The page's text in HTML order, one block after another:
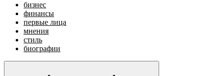
бизнес
финансы
первые лица
мнения
стиль
биографии